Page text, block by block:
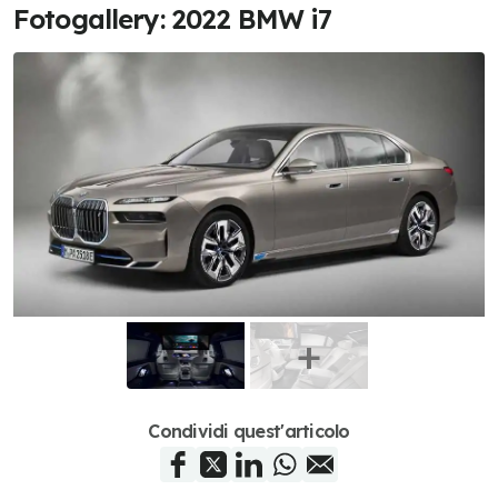
Fotogallery: 2022 BMW i7
Condividi quest'articolo